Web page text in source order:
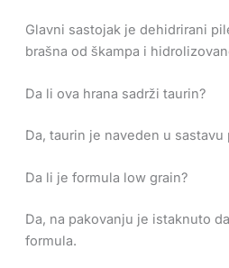
Glavni sastojak je dehidrirani
brašna od škampa i
Da li ova hrana sadrži taurin?
Da, taurin je naveden u sastavu
Da li je formula low grain?
Da, na pakovanju je istaknuto
formula.